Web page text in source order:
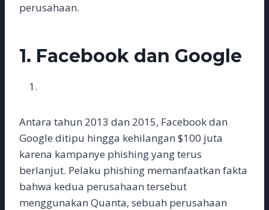
perusahaan.
1. Facebook dan Google
Antara tahun 2013 dan 2015, Facebook dan
Google ditipu hingga kehilangan $100 juta
karena kampanye phishing yang terus
berlanjut. Pelaku phishing memanfaatkan fakta
bahwa kedua perusahaan tersebut
menggunakan Quanta, sebuah perusahaan